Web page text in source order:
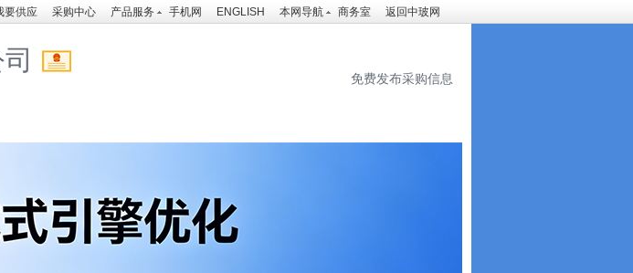
要供应 采购中心 产品服务 手机网 ENGLISH 本网导航 商务室 返回中玻网
免费发布采购信息